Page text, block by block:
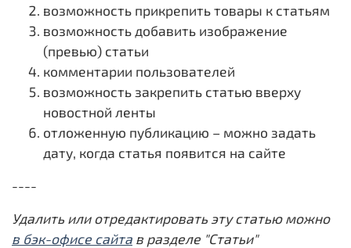
возможность прикрепить товары к статьям
возможность добавить изображение
(превью) статьи
комментарии пользователей
возможность закрепить статью вверху
новостной ленты
отложенную публикацию – можно задать
дату, когда статья появится на сайте
----
Удалить или отредактировать эту статью можно
в бэк-офисе сайта в разделе "Статьи"